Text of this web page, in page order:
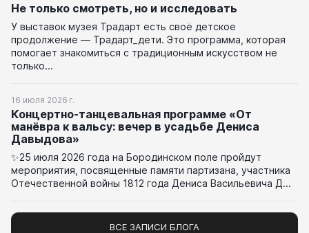
Не только смотреть, но и исследовать
У выставок музея Традарт есть своё детское
продолжение — Традарт_дети. Это программа, которая
помогает знакомиться с традиционным искусством не
только...
16 июля 2026 г.
Концертно-танцевальная программе «От
манёвра к вальсу: вечер в усадьбе Дениса
Давыдова»
✨25 июля 2026 года на Бородинском поле пройдут
мероприятия, посвященные памяти партизана, участника
Отечественной войны 1812 года Дениса Васильевича Д...
ВСЕ ЗАПИСИ БЛОГА